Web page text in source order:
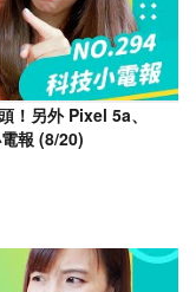
另外 Pixel 5a、
報 (8/20)